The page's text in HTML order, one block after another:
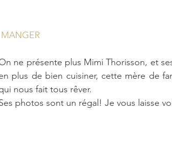
MANGER
ne présente plus Mimi Thorisson, et
plus de bien cuisiner, cette mère de
nous fait tous rêver.
photos sont un régal! Je vous laisse